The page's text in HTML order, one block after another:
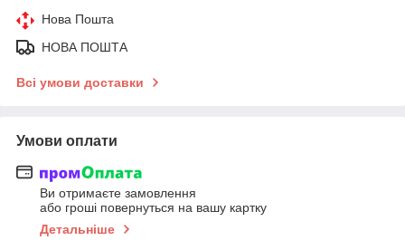
Нова Пошта
НОВА ПОШТА
Всі умови доставки
Умови оплати
Ви отримаєте замовлення
або гроші повернуться на вашу картку
Детальніше